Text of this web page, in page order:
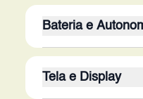
Isso implica em
impede uma
para diferentes
Bateria e
garante uma
Tela e Display